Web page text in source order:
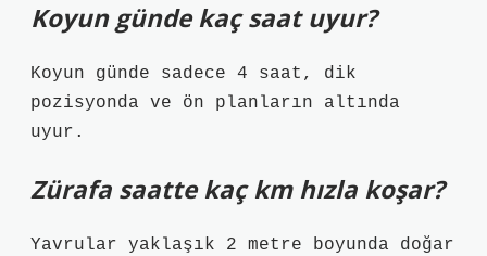
Koyun günde kaç saat uyur?
Koyun günde sadece 4 saat, dik
pozisyonda ve ön planların altında
uyur.
Zürafa saatte kaç km hızla koşar?
Yavrular yaklaşık 2 metre boyunda doğar